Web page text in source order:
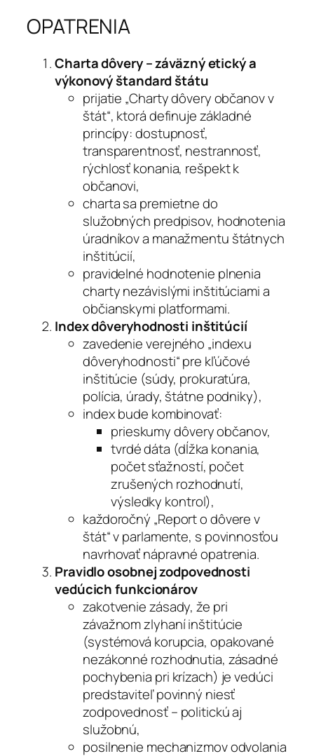
OPATRENIA
Charta dôvery – záväzný etický a
výkonový štandard štátu
prijatie „Charty dôvery občanov v
štát“, ktorá definuje základné
princípy: dostupnosť,
transparentnosť, nestrannosť,
rýchlosť konania, rešpekt k
občanovi,
charta sa premietne do
služobných predpisov, hodnotenia
úradníkov a manažmentu štátnych
inštitúcií,
pravidelné hodnotenie plnenia
charty nezávislými inštitúciami a
občianskymi platformami.
Index dôveryhodnosti inštitúcií
zavedenie verejného „indexu
dôveryhodnosti“ pre kľúčové
inštitúcie (súdy, prokuratúra,
polícia, úrady, štátne podniky),
index bude kombinovať:
prieskumy dôvery občanov,
tvrdé dáta (dĺžka konania,
počet sťažností, počet
zrušených rozhodnutí,
výsledky kontrol),
každoročný „Report o dôvere v
štát“ v parlamente, s povinnosťou
navrhovať nápravné opatrenia.
Pravidlo osobnej zodpovednosti
vedúcich funkcionárov
zakotvenie zásady, že pri
závažnom zlyhaní inštitúcie
(systémová korupcia, opakované
nezákonné rozhodnutia, zásadné
pochybenia pri krízach) je vedúci
predstaviteľ povinný niesť
zodpovednosť – politickú aj
služobnú,
posilnenie mechanizmov odvolania